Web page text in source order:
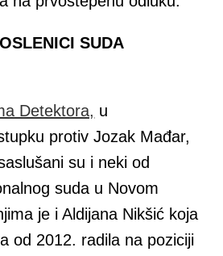
SUDA
Detektora, u
protiv Jozak Mađar,
su i neki od
suda u Novom
je i Aldijana Nikšić koja
od 2012. radila na poziciji